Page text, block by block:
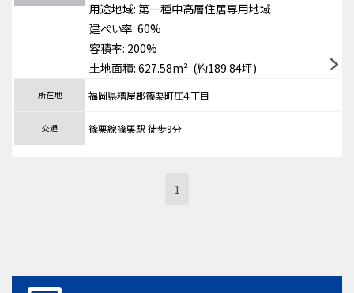
用途地域: 第一種中高層住居専用地域
建ぺい率: 60%
容積率: 200%
土地面積: 627.58m² (約189.84坪)
所在地 福岡県糟屋郡篠栗町庄４丁目
交通 篠栗線篠栗駅 徒歩9分
1